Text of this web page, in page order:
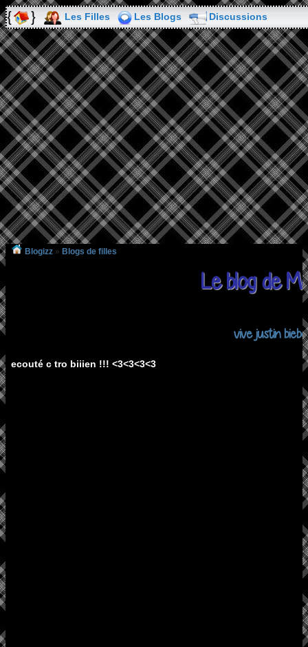
Les Filles Les Blogs Discussions
Blogizz » Blogs de filles
Le blog de
vive justin
ecouté c tro biiien !!! <3<3<3<3